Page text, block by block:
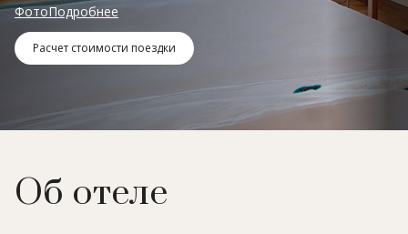
ФотоПодробнее
Расчет стоимости поездки
Об отеле